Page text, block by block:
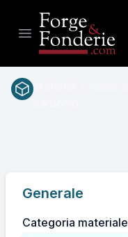
Open main menu
Generale
Categoria materiale